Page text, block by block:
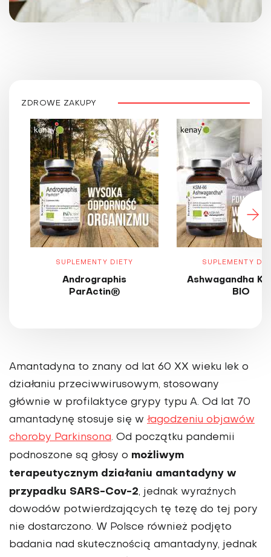
ZDROWE ZAKUPY
SUPLEMENTY DIETY
Andrographis
ParActin®
SUPLEMENTY
Ashwagandha
BIO
Amantadyna to znany od lat 60 XX wieku lek o
działaniu przeciwwirusowym, stosowany
głównie w profilaktyce grypy typu A. Od lat 70
amantadynę stosuje się w łagodzeniu objawów
choroby Parkinsona. Od początku pandemii
podnoszone są głosy o możliwym
terapeutycznym działaniu amantadyny w
przypadku SARS-Cov-2, jednak wyraźnych
dowodów potwierdzających tę tezę do tej pory
nie dostarczono. W Polsce również podjęto
badania nad skutecznością amantadyny, jednak